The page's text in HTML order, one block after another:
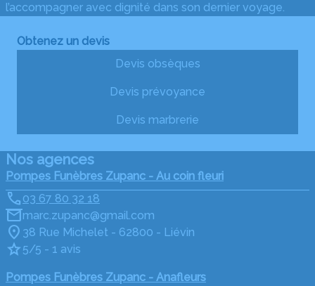
l’accompagner avec dignité dans son dernier voyage.
Obtenez un devis
Devis obsèques
Devis prévoyance
Devis marbrerie
Nos agences
Pompes Funèbres Zupanc - Au coin fleuri
03 67 80 32 18
marc.zupanc@gmail.com
38 Rue Michelet - 62800 - Liévin
5/5 - 1 avis
Pompes Funèbres Zupanc - Anafleurs